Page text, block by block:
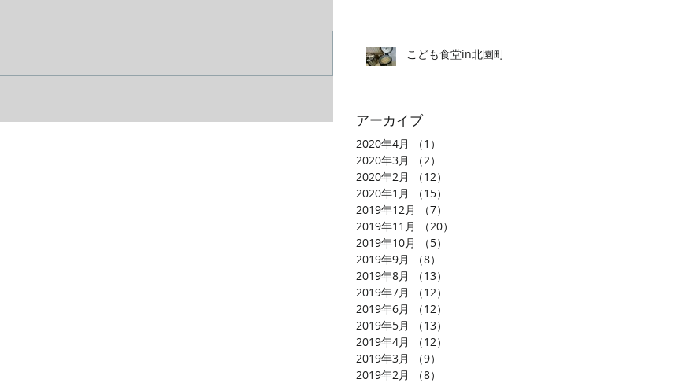
こども食堂in北園町
アーカイブ
2020年4月 （1）
2020年3月
（2）
2020年2月
（12）
2020年1月
（15）
2019年12月
（7）
2019年11月
（20）
2019年10月
（5）
2019年9月
（8）
2019年8月
（13）
2019年7月
（12）
2019年6月
（12）
2019年5月
（13）
2019年4月
（12）
2019年3月
（9）
2019年2月
（8）